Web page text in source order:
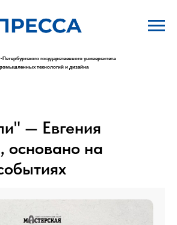
Петербургского государственного университета
технологий и дизайна
— Евгения
основано на